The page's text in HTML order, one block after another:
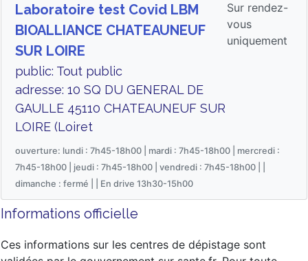
Laboratoire test Covid LBM
BIOALLIANCE CHATEAUNEUF
SUR LOIRE
public: Tout public
adresse: 10 SQ DU GENERAL DE
GAULLE 45110 CHATEAUNEUF SUR
LOIRE (Loiret
Sur rendez-
vous
uniquement
ouverture: lundi : 7h45-18h00 | mardi : 7h45-18h00 | mercredi :
7h45-18h00 | jeudi : 7h45-18h00 | vendredi : 7h45-18h00 | |
dimanche : fermé | | En drive 13h30-15h00
Informations officielle
Ces informations sur les centres de dépistage sont